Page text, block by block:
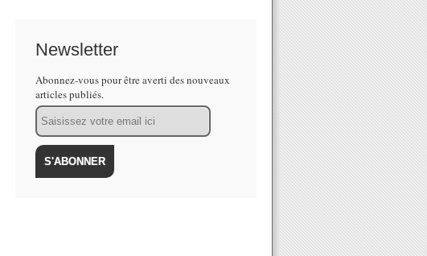
Newsletter
Abonnez-vous pour être averti des nouveaux
articles publiés.
Email